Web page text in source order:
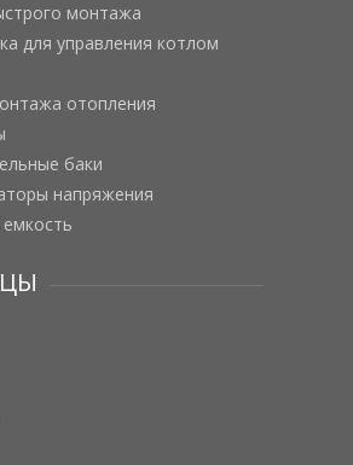
монтажа
для управления котлом
отопления
баки
напряжения